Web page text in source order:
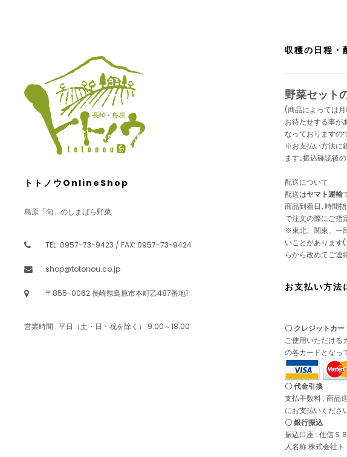
トトノウOnlineShop
島原「旬」のしまばら野菜
TEL: 0957-73-9423 / FAX: 0957-73-9424
shop@totonou.co.jp
〒855-0062 長崎県島原市本町乙487番地1
営業時間 : 平日（土・日・祝を除く） 9:00～18:00
収穫の日程・
野菜セット
(商品によっては
お待たせする事が
なっておりますの
※お支払い方法に
ます｡振込確認後
配送について
配送はヤマト運輸
商品到着日､時間
で注文の際にご指
※東北、関東、一
いことがあります
らから改めてご連
お支払い方法
〇 クレジットカー
ご使用いただける
の各カードとなっ
〇 代金引換
支払手数料 : 商品
にお支払いくださ
〇 銀行振込
振込口座 : 住信Ｓ
人名称 株式会社ト